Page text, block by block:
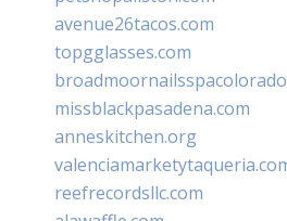
avenue26tacos.com
topgglasses.com
missblackpasadena.com
anneskitchen.org
reefrecordsllc.com